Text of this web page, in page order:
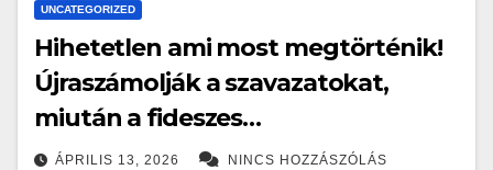
UNCATEGORIZED
Hihetetlen ami most megtörténik!
Újraszámolják a szavazatokat,
miután a fideszes…
ÁPRILIS 13, 2026 NINCS HOZZÁSZÓLÁS